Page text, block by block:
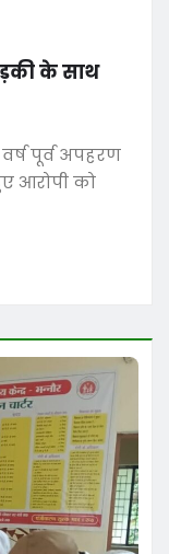
के साथ
पूर्व अपहरण
आरोपी को